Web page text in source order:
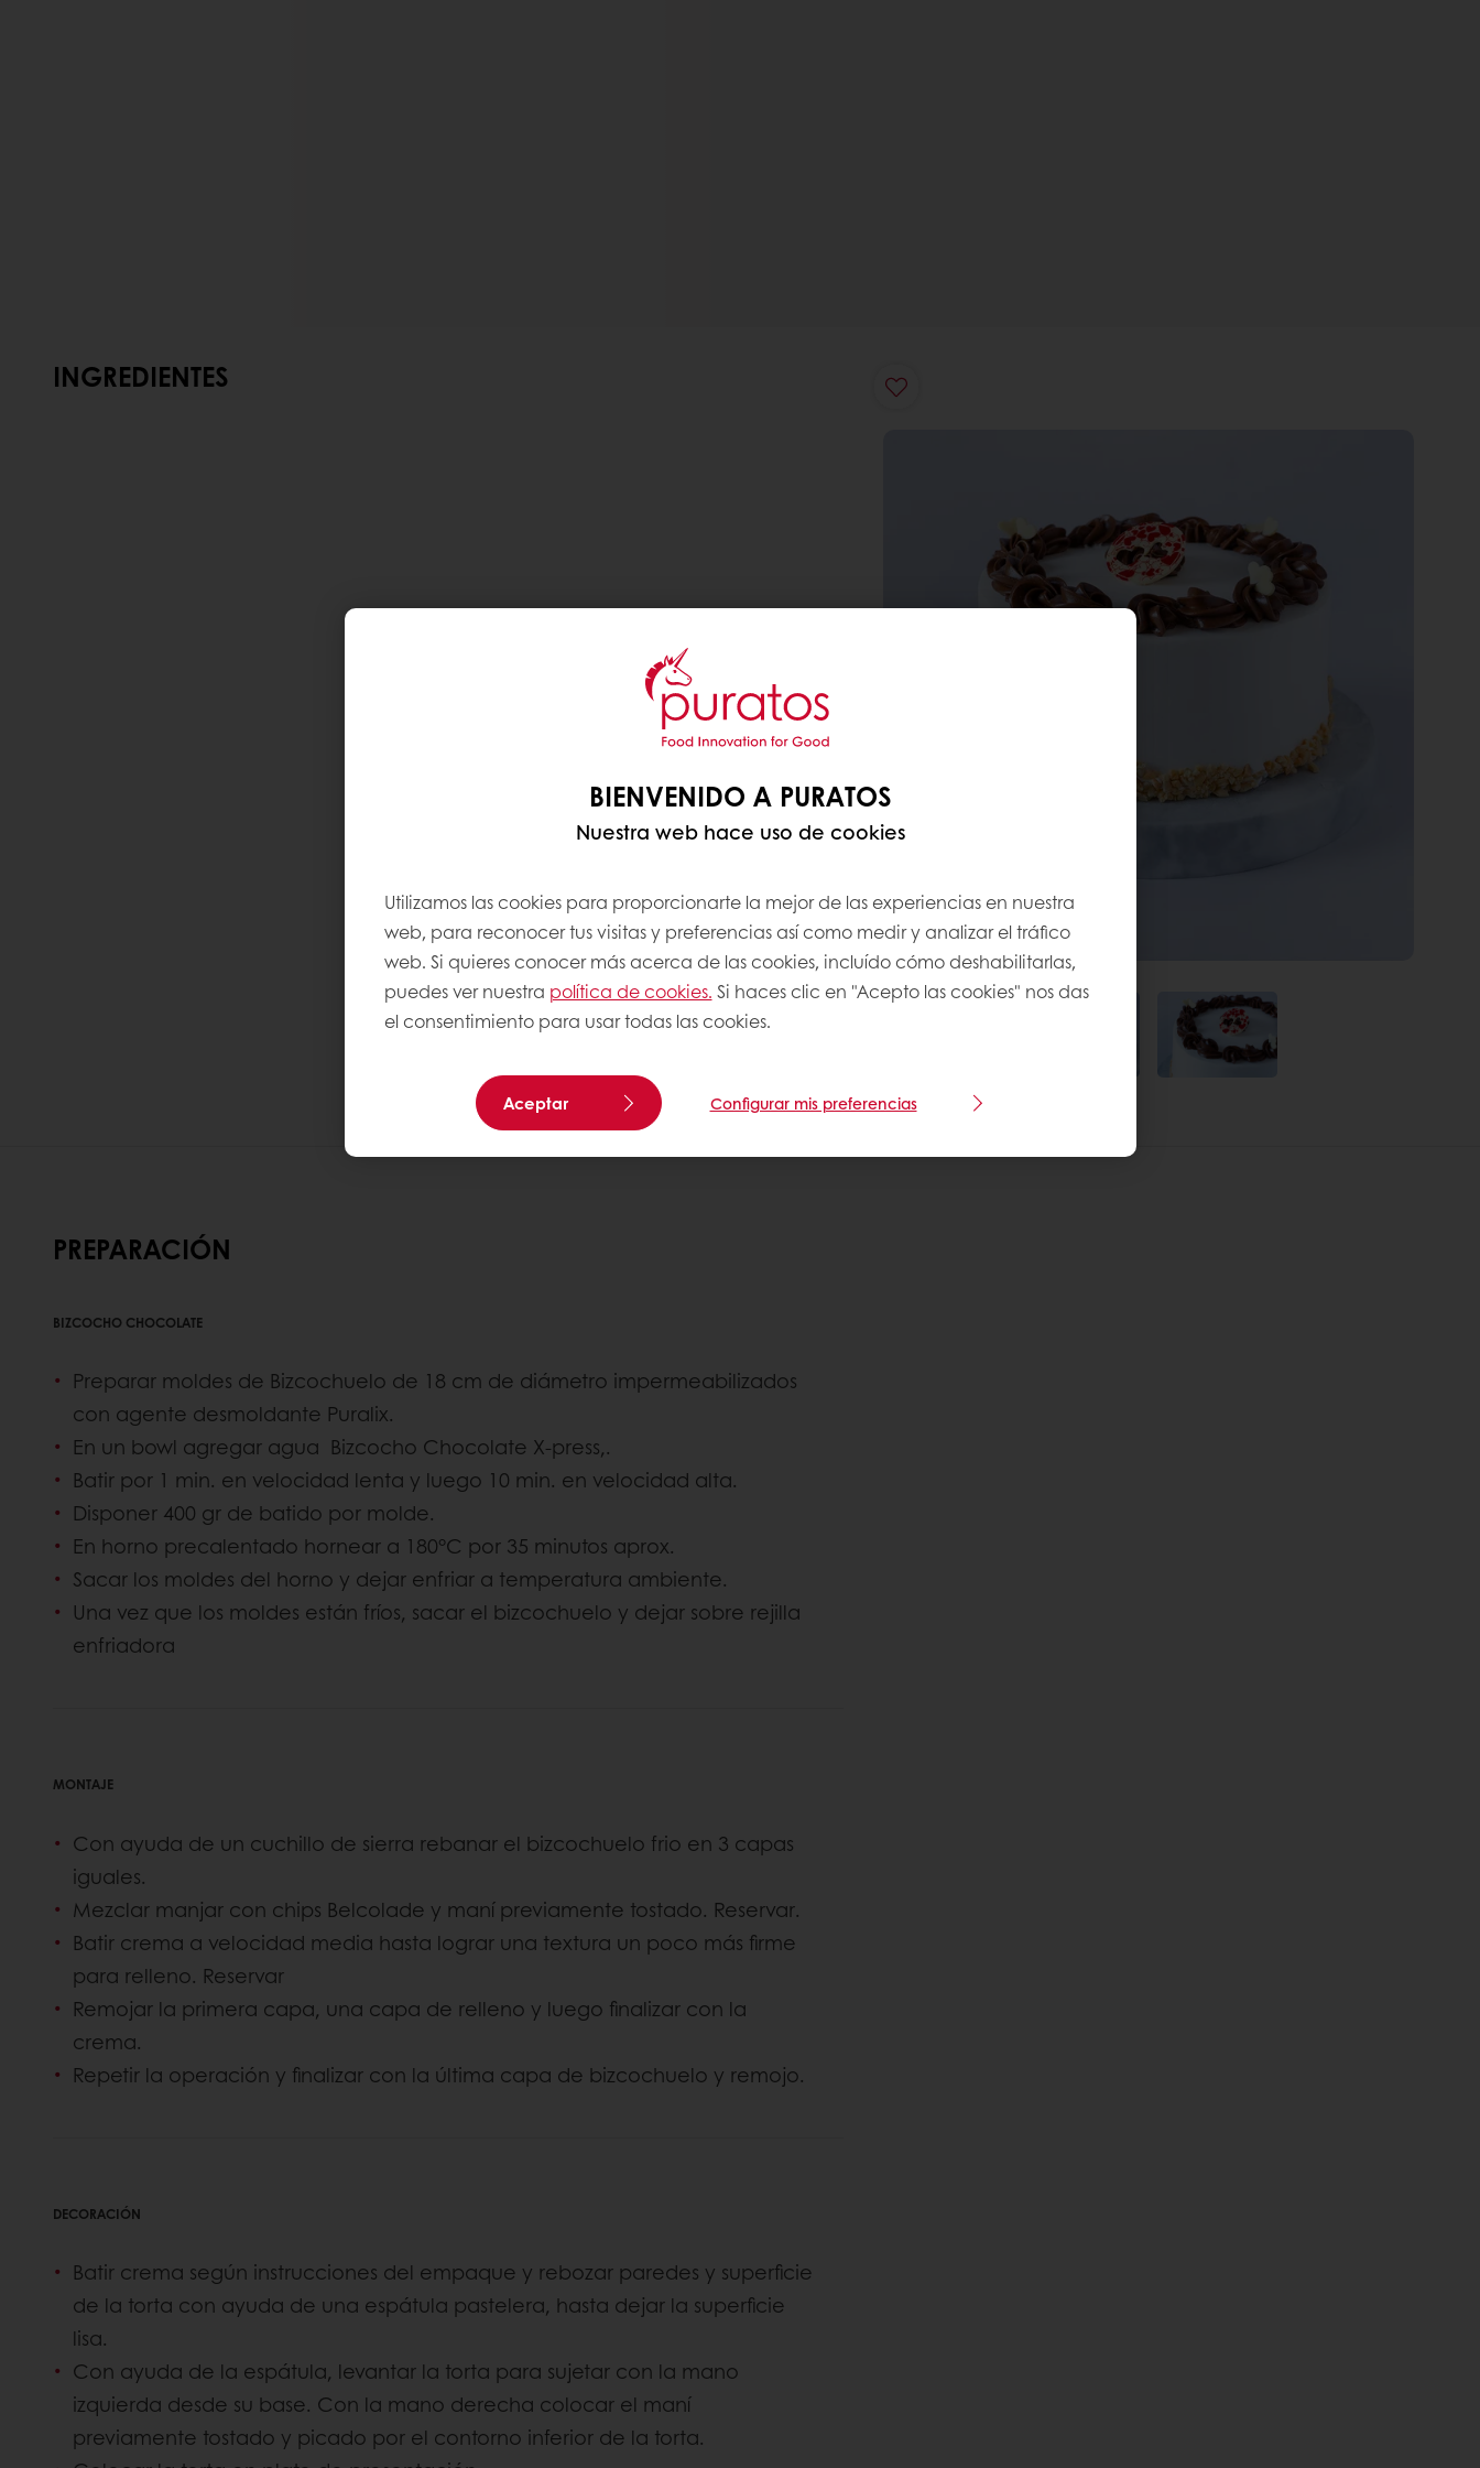
INGREDIENTES
PREPARACIÓN
BIZCOCHO CHOCOLATE
Preparar moldes de Bizcochuelo de 18 cm de diámetro impermeabilizados
con agente desmoldante Puralix.
En un bowl agregar agua Bizcocho Chocolate X-press,.
Batir por 1 min. en velocidad lenta y luego 10 min. en velocidad alta.
Disponer 400 gr de batido por molde.
En horno precalentado hornear a 180°C por 35 minutos aprox.
Sacar los moldes del horno y dejar enfriar a temperatura ambiente.
Una vez que los moldes están fríos, sacar el bizcochuelo y dejar sobre rejilla
enfriadora
MONTAJE
Con ayuda de un cuchillo de sierra rebanar el bizcochuelo frio en 3 capas
iguales.
Mezclar manjar con chips Belcolade y maní previamente tostado. Reservar.
Batir crema a velocidad media hasta lograr una textura un poco más firme
para relleno. Reservar
Remojar la primera capa, una capa de relleno y luego finalizar con la
crema.
Repetir la operación y finalizar con la última capa de bizcochuelo y remojo.
DECORACIÓN
Batir crema según instrucciones del empaque y rebozar paredes y superficie
de la torta con ayuda de una espátula pastelera, hasta dejar la superficie
lisa.
Con ayuda de la espátula, levantar la torta para sujetar con la mano
izquierda desde su base. Con la mano derecha colocar el maní
previamente tostado y picado por el contorno inferior de la torta.
BIENVENIDO A PURATOS
Nuestra web hace uso de cookies
Utilizamos las cookies para proporcionarte la mejor de las experiencias en nuestra
web, para reconocer tus visitas y preferencias así como medir y analizar el tráfico
web. Si quieres conocer más acerca de las cookies, incluído cómo deshabilitarlas,
puedes ver nuestra política de cookies. Si haces clic en "Acepto las cookies" nos das
el consentimiento para usar todas las cookies.
Aceptar Configurar mis preferencias